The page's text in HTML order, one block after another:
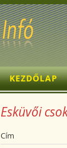
KEZDŐLAP
Esküvői
Cím